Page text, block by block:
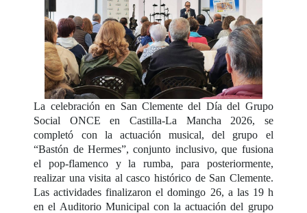
La celebración en San Clemente del Día del Grupo
Social ONCE en Castilla-La Mancha 2026, se
completó con la actuación musical, del grupo el
“Bastón de Hermes”, conjunto inclusivo, que fusiona
el pop-flamenco y la rumba, para posteriormente,
realizar una visita al casco histórico de San Clemente.
Las actividades finalizaron el domingo 26, a las 19 h
en el Auditorio Municipal con la actuación del grupo